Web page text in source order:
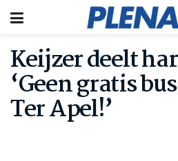
Keijzer deelt
‘Geen gratis
Ter Apel!’